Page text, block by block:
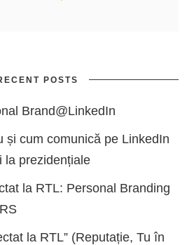
POSTS
Brand@LinkedIn
și cum comunică pe LinkedIn
la prezidențiale
la RTL: Personal Branding
la RTL” (Reputație, Tu în